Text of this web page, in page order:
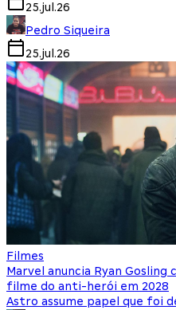
25.jul.26
Pedro Siqueira
25.jul.26
Filmes
Marvel anuncia Ryan
filme do anti-herói em 2028
Astro assume papel que foi